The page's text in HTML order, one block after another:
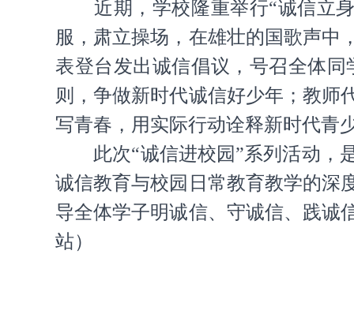
近期，学校隆重举行“诚信立
服，肃立操场，在雄壮的国歌声中
表登台发出诚信倡议，号召全体
则，争做新时代诚信好少年；教师
写青春，用实际行动诠释新时代青
此次“诚信进校园”系列活动，
诚信教育与校园日常教育教学的深
导全体学子明诚信、守诚信、践诚
站）